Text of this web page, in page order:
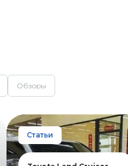
Обзоры
Статьи